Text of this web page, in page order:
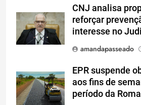
CNJ analisa
reforçar
interesse no
amandapasseado
EPR suspende
aos fins de
período da